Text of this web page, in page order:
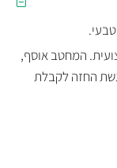
המחטב אוסף,
החזה לקבלת